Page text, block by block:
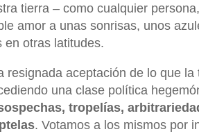
tierra – como cualquier
amor a unas sonrisas, unos
en otras latitudes.
resignada aceptación de lo que
una clase política
tropelías,
. Votamos a los mismos por